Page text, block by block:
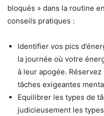
bloqués » dans la routine
conseils pratiques :
Identifier vos pics
la journée où votre
à leur apogée.
tâches exigeantes
Equilibrer les types de
judicieusement les